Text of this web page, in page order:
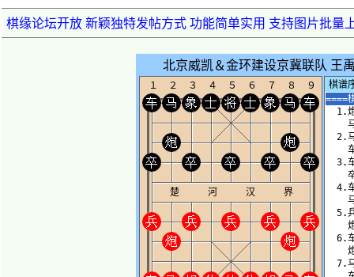
棋缘论坛开放 新颖独特发帖方式 功能简单实用 支持图片批量